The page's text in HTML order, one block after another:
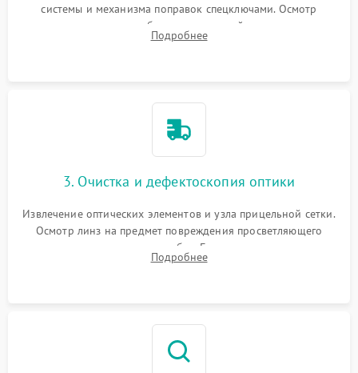
системы и механизма поправок спецключами. Осмотр
внутренних резьбовых соединений, пружин и
уплотнительных колец. Поиск причин люфта, смещения
Подробнее
3. Очистка и дефектоскопия оптики
Извлечение оптических элементов и узла прицельной сетки.
Осмотр линз на предмет повреждения просветляющего
покрытия или появления грибка. Бережная очистка стекол
спецрастворами. Проверка целостности гравированной
Подробнее